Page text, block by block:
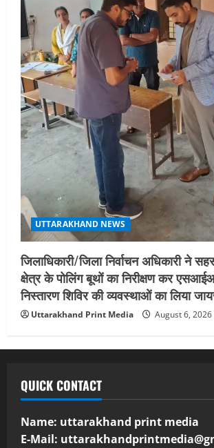
UTTARAKHAND NEWS
जिलाधिकारी/जिला निर्वाचन अधिकारी ने
क्षेत्र के पोलिंग बूथों का निरीक्षण कर
निस्तारण शिविर की व्यवस्थाओं का लिया
Uttarakhand Print Media August 6, 2026
QUICK CONTACT
Name: uttarakhand print media
E-Mail: